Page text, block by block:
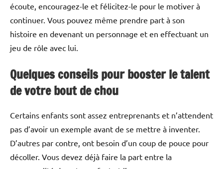
écoute, encouragez-le et félicitez-le pour le motiver à
continuer. Vous pouvez même prendre part à son
histoire en devenant un personnage et en effectuant un
jeu de rôle avec lui.
Quelques conseils pour booster le talent
de votre bout de chou
Certains enfants sont assez entreprenants et n’attendent
pas d’avoir un exemple avant de se mettre à inventer.
D’autres par contre, ont besoin d’un coup de pouce pour
décoller. Vous devez déjà faire la part entre la